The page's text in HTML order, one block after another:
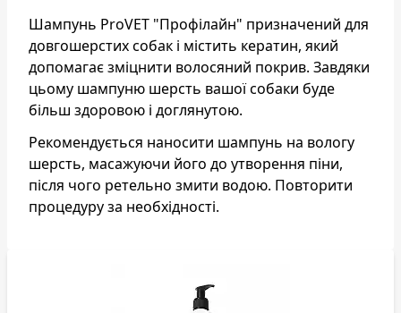
Шампунь ProVET "Профілайн" призначений для
довгошерстих собак і містить кератин, який
допомагає зміцнити волосяний покрив. Завдяки
цьому шампуню шерсть вашої собаки буде
більш здоровою і доглянутою.
Рекомендується наносити шампунь на вологу
шерсть, масажуючи його до утворення піни,
після чого ретельно змити водою. Повторити
процедуру за необхідності.